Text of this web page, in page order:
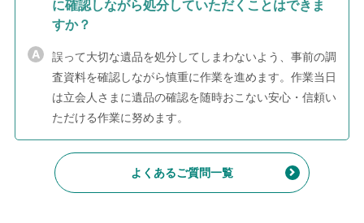
に確認しながら処分していただくことはできま
すか？
誤って大切な遺品を処分してしまわないよう、事前の調
査資料を確認しながら慎重に作業を進めます。作業当日
は立会人さまに遺品の確認を随時おこない安心・信頼い
ただける作業に努めます。
よくあるご質問一覧